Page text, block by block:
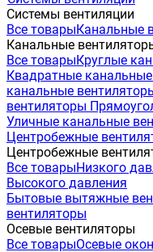
Системы вентиляции
Все товарыКанальные
Канальные
Все товарыКруглые
Квадратные
канальные
вентиляторы
Уличные канальные
Центробежные
Центробежные
Все товарыНизкого
Высокого давления
Бытовые вытяжные
вентиляторы
Осевые вентиляторы
Все товарыОсевые